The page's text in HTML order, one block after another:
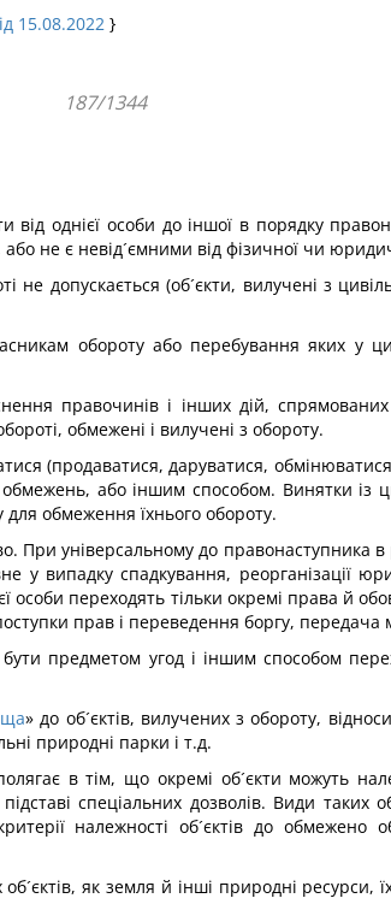
15.08.2022 }
187/1344
від однієї особи до іншої в порядку
не є невід´ємними від фізичної чи
не допускається (об´єкти, вилучені з
обороту або перебування яких у
правочинів і інших дій,
обмежені і вилучені з обороту.
(продаватися, даруватися,
або іншим способом. Винятки із
для обмеження їхнього обороту.
При універсальному до правонаступника в
випадку спадкування, реорганізації
переходять тільки окремі права й
прав і переведення боргу, передача
предметом угод і іншим способом
» до об´єктів, вилучених з обороту,
природні парки і т.д.
в тім, що окремі об´єкти можуть
спеціальних дозволів. Види таких
належності об´єктів до обмежено
як земля й інші природні ресурси,